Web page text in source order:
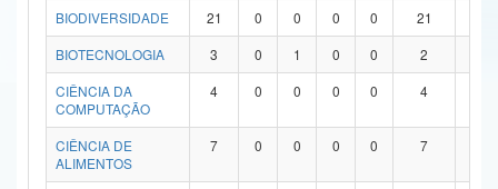
Advocacia-Geral da União
Banco Central do Brasil
BIODIVERSIDADE 21 0 0 0 0 21
BIOTECNOLOGIA
3 0 1 0 0 2
CIÊNCIA DA
COMPUTAÇÃO
4 0 0 0 0 4
CIÊNCIA DE
ALIMENTOS
7 0 0 0 0 7